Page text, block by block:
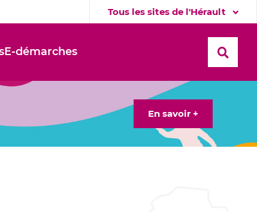
Tous les sites de l'Hérault
E-démarches
En savoir +